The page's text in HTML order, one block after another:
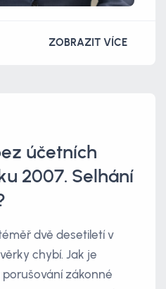
ZOBRAZIT VÍCE
účetních
2007. Selhání
dvě desetiletí v
chybí. Jak je
zákonné